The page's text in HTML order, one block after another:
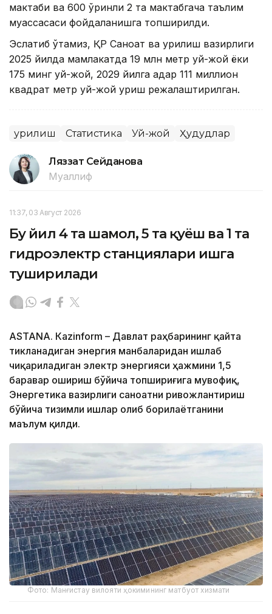
мактаби ва 600 ўринли 2 та мактабгача таълим
муассасаси фойдаланишга топширилди.
Эслатиб ўтамиз, ҚР Саноат ва қурилиш вазирлиги
2025 йилда мамлакатда 19 млн метр уй-жой ёки
175 минг уй-жой, 2029 йилга қадар 111 миллион
квадрат метр уй-жой қуриш режалаштирилган.
Қурилиш Статистика Уй-жой Ҳудудлар
Ляззат Сейданова
Муаллиф
11:37, 03 Август 2026
Бу йил 4 та шамол, 5 та қуёш ва 1 та
гидроэлектр станциялари ишга
туширилади
ASTANА. Кazinform – Давлат раҳбарининг қайта
тикланадиган энергия манбаларидан ишлаб
чиқариладиган электр энергияси ҳажмини 1,5
баравар ошириш бўйича топшириғига мувофиқ,
Энергетика вазирлиги саноатни ривожлантириш
бўйича тизимли ишлар олиб борилаётганини
маълум қилди.
Фото: Манғистау вилояти ҳокимининг матбуот хизмати